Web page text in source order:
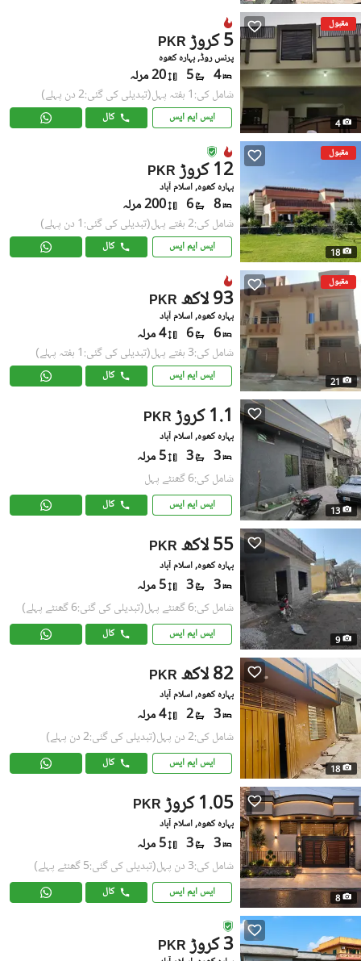
مقبول
4
PKR 5 کروڑ
پرنس روڈ, بہارہ کھوہ
4
5 20 مرلہ
شامل کی:1 ہفتہ پہل (تبدیلی کی گئی:2 دن پہلے)
ایس ایم ایس کال
مقبول
18
PKR 12 کروڑ
بہارہ کھوہ, اسلام آباد
8
6 200 مرلہ
شامل کی:2 ہفتے پہل (تبدیلی کی گئی:1 دن پہلے)
ایس ایم ایس کال
مقبول
21
PKR 93 لاکھ
بہارہ کھوہ, اسلام آباد
6
6 4 مرلہ
شامل کی:3 ہفتے پہل (تبدیلی کی گئی:1 ہفتہ پہلے)
ایس ایم ایس کال
13
PKR 1.1 کروڑ
بہارہ کھوہ, اسلام آباد
3
3 5 مرلہ
شامل کی:6 گھنٹے پہل
ایس ایم ایس کال
9
PKR 55 لاکھ
بہارہ کھوہ, اسلام آباد
3
3 5 مرلہ
شامل کی:6 گھنٹے پہل (تبدیلی کی گئی:6 گھنٹے پہلے)
ایس ایم ایس کال
18
PKR 82 لاکھ
بہارہ کھوہ, اسلام آباد
3
2 4 مرلہ
شامل کی:2 دن پہل (تبدیلی کی گئی:2 دن پہلے)
ایس ایم ایس کال
8
PKR 1.05 کروڑ
بہارہ کھوہ, اسلام آباد
3
3 5 مرلہ
شامل کی:3 دن پہل (تبدیلی کی گئی:5 گھنٹے پہلے)
ایس ایم ایس کال
PKR 3 کروڑ